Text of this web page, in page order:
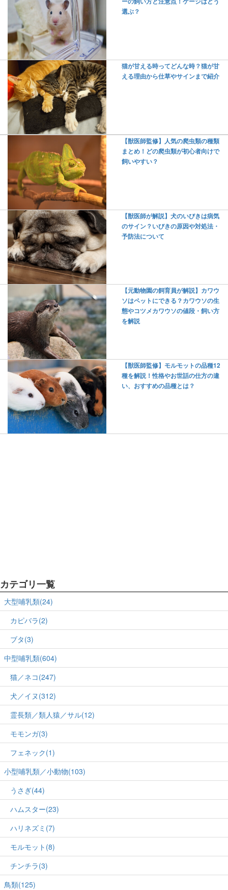
選ぶ？
猫が甘える時ってどんな時？猫が甘
える理由から仕草やサインまで紹介
【獣医師監修】人気の爬虫類の種類
まとめ！どの爬虫類が初心者向けで
飼いやすい？
【獣医師が解説】犬のいびきは病気
のサイン？いびきの原因や対処法・
予防法について
【元動物園の飼育員が解説】カワウ
ソはペットにできる？カワウソの生
態やコツメカワウソの値段・飼い方
を解説
【獣医師監修】モルモットの品種12
種を解説！性格やお世話の仕方の違
い、おすすめの品種とは？
カテゴリ一覧
大型哺乳類(24)
カピバラ(2)
ブタ(3)
中型哺乳類(604)
猫／ネコ(247)
犬／イヌ(312)
霊長類／類人猿／サル(12)
モモンガ(3)
フェネック(1)
小型哺乳類／小動物(103)
うさぎ(44)
ハムスター(23)
ハリネズミ(7)
モルモット(8)
チンチラ(3)
鳥類(125)